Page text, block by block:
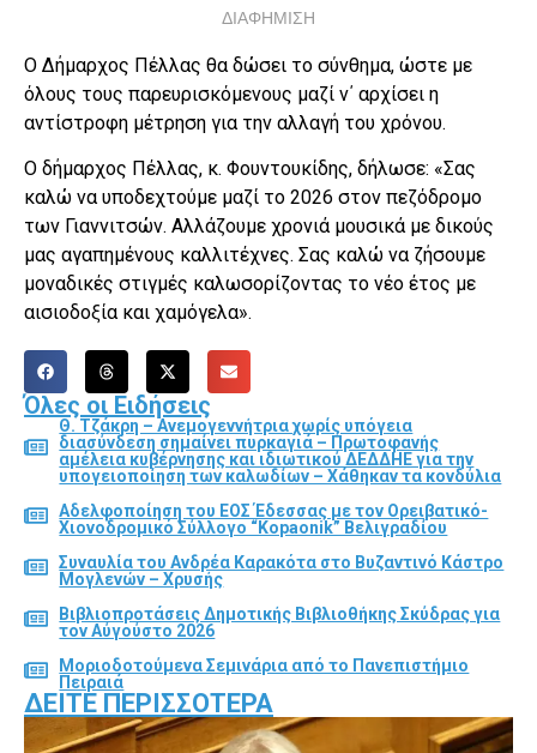
ΔΙΑΦΗΜΙΣΗ
Ο Δήμαρχος Πέλλας θα δώσει το σύνθημα, ώστε με
όλους τους παρευρισκόμενους μαζί ν΄ αρχίσει η
αντίστροφη μέτρηση για την αλλαγή του χρόνου.
Ο δήμαρχος Πέλλας, κ. Φουντουκίδης, δήλωσε: «Σας
καλώ να υποδεχτούμε μαζί το 2026 στον πεζόδρομο
των Γιαννιτσών. Αλλάζουμε χρονιά μουσικά με δικούς
μας αγαπημένους καλλιτέχνες. Σας καλώ να ζήσουμε
μοναδικές στιγμές καλωσορίζοντας το νέο έτος με
αισιοδοξία και χαμόγελα».
Όλες οι Ειδήσεις
Θ. Τζάκρη – Ανεμογεννήτρια χωρίς υπόγεια
διασύνδεση σημαίνει πυρκαγιά – Πρωτοφανής
αμέλεια κυβέρνησης και ιδιωτικού ΔΕΔΔΗΕ για την
υπογειοποίηση των καλωδίων – Χάθηκαν τα κονδύλια
Αδελφοποίηση του ΕΟΣ Έδεσσας με τον Ορειβατικό-
Χιονοδρομικό Σύλλογο “Kopaonik” Βελιγραδίου
Συναυλία του Ανδρέα Καρακότα στο Βυζαντινό Κάστρο
Μογλενών – Χρυσής
Βιβλιοπροτάσεις Δημοτικής Βιβλιοθήκης Σκύδρας για
τον Αύγούστο 2026
Μοριοδοτούμενα Σεμινάρια από το Πανεπιστήμιο
Πειραιά
ΔΕΊΤΕ ΠΕΡΙΣΣΌΤΕΡΑ